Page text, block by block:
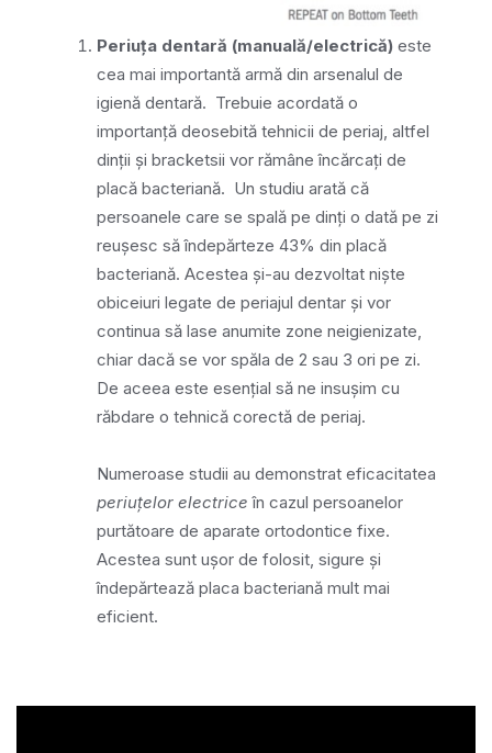
Periuța dentară (manuală/electrică)este
cea mai importantă armă din arsenalul de
igienă dentară. Trebuie acordată o
importanță deosebită tehnicii de periaj, altfel
dinții și bracketsii vor rămâne încărcați de
placă bacteriană. Un studiu arată că
persoanele care se spală pe dinți o dată pe zi
reușesc să îndepărteze 43% din placă
bacteriană. Acestea și-au dezvoltat niște
obiceiuri legate de periajul dentar și vor
continua să lase anumite zone neigienizate,
chiar dacă se vor spăla de 2 sau 3 ori pe zi.
De aceea este esențial să ne insușim cu
răbdare o tehnică corectă de periaj.
Numeroase studii au demonstrat eficacitatea
periuțelor electrice în cazul persoanelor
purtătoare de aparate ortodontice fixe.
Acestea sunt ușor de folosit, sigure și
îndepărtează placa bacteriană mult mai
eficient.